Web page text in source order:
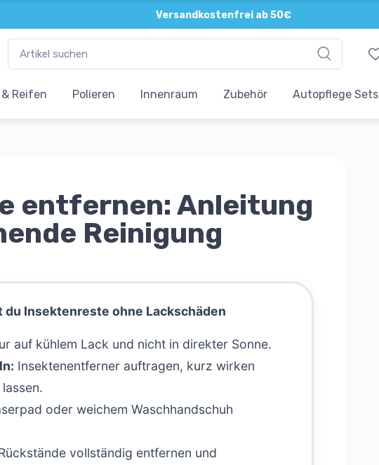
Versandkostenfrei ab 50€
Direkte und persönliche Beratung
Reifen Polieren Innenraum Zubehör Autopflege Sets
entfernen: Anleitung
Reinigung
Insektenreste ohne Lackschäden
auf kühlem Lack und nicht in direkter Sonne.
Insektenentferner auftragen, kurz wirken
oder weichem Waschhandschuh
vollständig entfernen und